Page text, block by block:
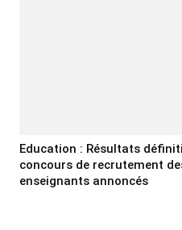
Education : Résultats
concours de recrutement
enseignants annoncés